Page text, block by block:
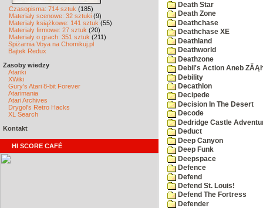
Czasopisma: 714 sztuk (185)
Materiały scenowe: 32 sztuki (9)
Materiały książkowe: 141 sztuk (55)
Materiały firmowe: 27 sztuk (20)
Materiały o grach: 351 sztuk (211)
Spiżarnia Voya na Chomikuj.pl
Bajtek Redux
Zasoby wiedzy
Atariki
XWiki
Gury's Atari 8-bit Forever
Atarimania
Atari Archives
Drygol's Retro Hacks
XL Search
Kontakt
HI SCORE CAFÉ
Death Star
Death Zone
Deathchase
Deathchase XE
Deathland
Deathworld
Deathzone
Debil's Action Aneb
Debility
Decathlon
Decipede
Decision In The Desert
Decode
Dedridge Castle
Deduct
Deep Canyon
Deep Funk
Deepspace
Defence
Defend
Defend St. Louis!
Defend The Fortress
Defender